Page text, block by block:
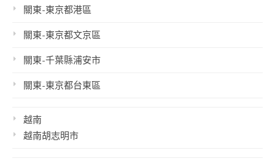
關東-東京都港區
關東-東京都文京區
關東-千葉縣浦安市
關東-東京都台東區
越南
越南胡志明市